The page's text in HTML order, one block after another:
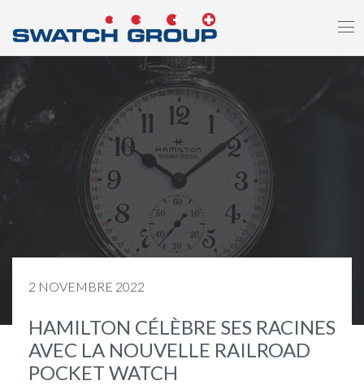
2 NOVEMBRE 2022
HAMILTON CÉLÈBRE SES RACINES
AVEC LA NOUVELLE RAILROAD
POCKET WATCH